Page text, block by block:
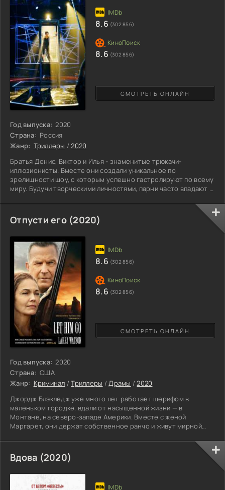
свободу,
Год выпуска: 2020
Страна: Россия
Жанр: Триллеры /2020
Братья Денис, Виктор и Илья - знаменитые трюкачи-
иллюзионисты. Вместе они создали уникальное по
зрелищности шоу, с которым успешно гастролируют по всему
миру. Будучи творческими личностями, парни часто впадают в
Однажды фокусники приходят к выводу, что каждому из них
необходимо сделать свой собственный проект. Они решают
дать последнее выступление и достойно завершить
аквариума с водой
СМОТРЕТЬ ОНЛАЙН
8.6 (302 856)
8.6 (302 856)
Отпусти его (2020)
Год выпуска: 2020
Страна: США
Жанр: Криминал /Триллеры /Драмы /2020
Джордж Блэкледж уже много лет работает шерифом в
маленьком городке, вдали от насыщенной жизни — в
Монтане, на северо-западе Америки. Вместе с женой
Маргарет, они держат собственное ранчо и живут мирной
приходом ужасной новости — их родной сын неожиданно
погибает. Это стало трагедией не только для пожилых
родителей, но и для их единственного внука. Загадочным
СМОТРЕТЬ ОНЛАЙН
8.6 (302 856)
8.6 (302 856)
Вдова (2020)